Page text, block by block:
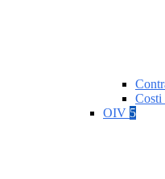
Costi
OIV 5